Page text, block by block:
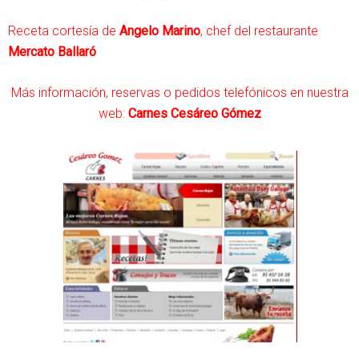
Receta cortesía de Angelo Marino, chef del restaurante
Mercato Ballaró
Más información, reservas o pedidos telefónicos en nuestra
web: Carnes Cesáreo Gómez